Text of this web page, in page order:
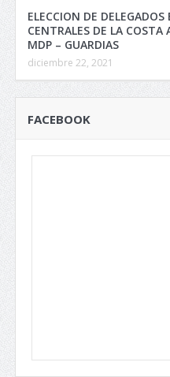
ELECCION DE DELEGADOS
CENTRALES DE LA COSTA
MDP – GUARDIAS
diciembre 22, 2021
FACEBOOK